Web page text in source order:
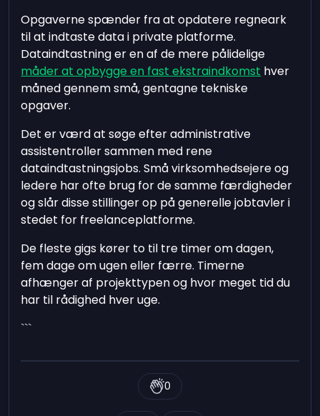
Opgaverne spænder fra at opdatere regneark
til at indtaste data i private platforme.
Dataindtastning er en af de mere pålidelige
måder at opbygge en fast ekstraindkomst hver
måned gennem små, gentagne tekniske
opgaver.
Det er værd at søge efter administrative
assistentroller sammen med rene
dataindtastningsjobs. Små virksomhedsejere og
ledere har ofte brug for de samme færdigheder
og slår disse stillinger op på generelle jobtavler i
stedet for freelanceplatforme.
De fleste gigs kører to til tre timer om dagen,
fem dage om ugen eller færre. Timerne
afhænger af projekttypen og hvor meget tid du
har til rådighed hver uge.
```
0